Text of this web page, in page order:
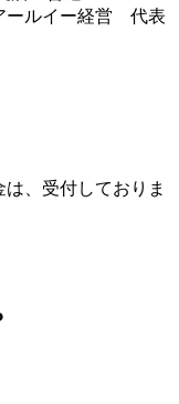
ールイー経営 代表
、受付しておりま